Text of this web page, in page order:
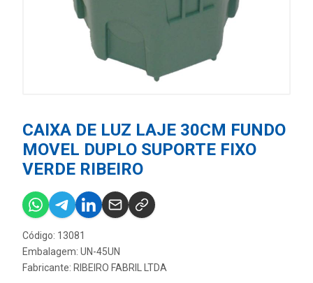
CAIXA DE LUZ LAJE 30CM FUNDO
MOVEL DUPLO SUPORTE FIXO
VERDE RIBEIRO
Código: 13081
Embalagem: UN-45UN
Fabricante: RIBEIRO FABRIL LTDA